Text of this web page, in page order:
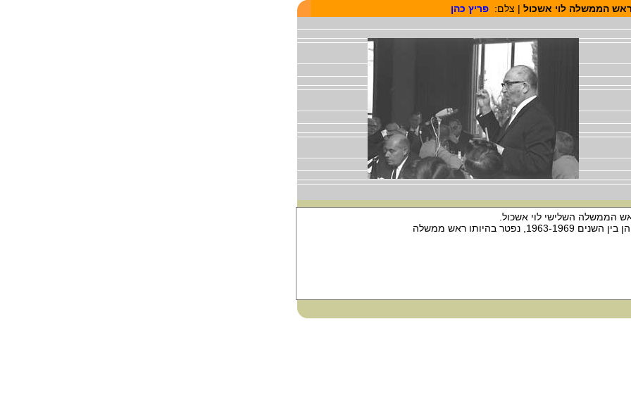
ראש הממשלה לוי אשכול | צלם: פריץ כהן
הממשלה השלישי לוי אשכול.
השנים 1963-1969, נפטר בהיותו ראש ממשלה